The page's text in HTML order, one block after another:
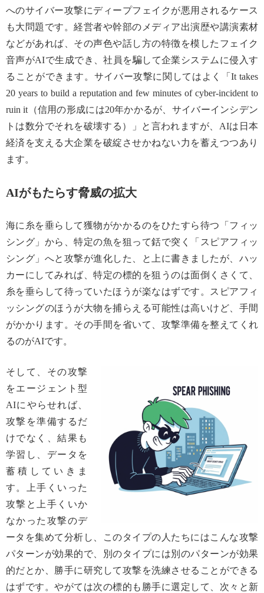
へのサイバー攻撃にディープフェイクが悪用されるケース
も大問題です。経営者や幹部のメディア出演歴や講演素材
などがあれば、その声色や話し方の特徴を模したフェイク
音声がAIで生成でき、社員を騙して企業システムに侵入す
ることができます。サイバー攻撃に関してはよく「It takes
20 years to build a reputation and few minutes of cyber-incident to
ruin it（信用の形成には20年かかるが、サイバーインシデン
トは数分でそれを破壊する）」と言われますが、AIは日本
経済を支える大企業を破綻させかねない力を蓄えつつあり
ます。
AIがもたらす脅威の拡大
海に糸を垂らして獲物がかかるのをひたすら待つ「フィッ
シング」から、特定の魚を狙って銛で突く「スピアフィッ
シング」へと攻撃が進化した、と上に書きましたが、ハッ
カーにしてみれば、特定の標的を狙うのは面倒くさくて、
糸を垂らして待っていたほうが楽なはずです。スピアフィ
ッシングのほうが大物を捕らえる可能性は高いけど、手間
がかかります。その手間を省いて、攻撃準備を整えてくれ
るのがAIです。
そして、その攻撃
をエージェント型
AIにやらせれば、
攻撃を準備するだ
けでなく、結果も
学習し、データを
蓄積していきま
す。上手くいった
攻撃と上手くいか
なかった攻撃のデ
ータを集めて分析し、このタイプの人たちにはこんな攻撃
パターンが効果的で、別のタイプには別のパターンが効果
的だとか、勝手に研究して攻撃を洗練させることができる
はずです。やがては次の標的も勝手に選定して、次々と新